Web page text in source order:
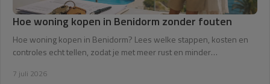
Hoe woning kopen in Benidorm zonder fouten
Hoe woning kopen in Benidorm? Lees welke stappen, kosten en
controles echt tellen, zodat je met meer rust en minder
7 juli 2026